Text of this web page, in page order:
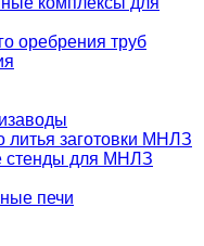
оребрения труб
заготовки МНЛЗ
стенды для МНЛЗ
печи